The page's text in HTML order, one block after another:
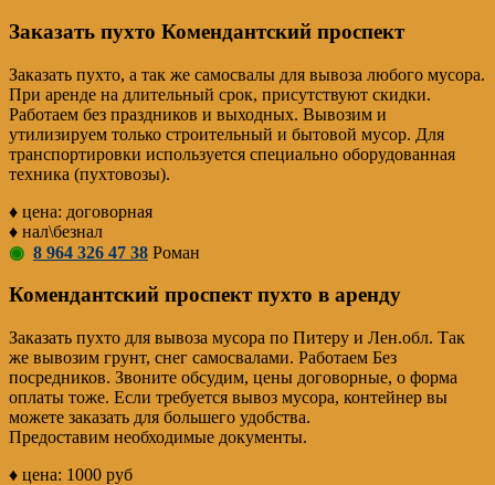
Заказать пухто Комендантский проспект
Заказать пухто, а так же самосвалы для вывоза любого мусора.
При аренде на длительный срок, присутствуют скидки.
Работаем без праздников и выходных. Вывозим и
утилизируем только строительный и бытовой мусор. Для
транспортировки используется специально оборудованная
техника (пухтовозы).
♦ цена: договорная
♦ нал\безнал
◉ 8 964 326 47 38 Роман
Комендантский проспект пухто в аренду
Заказать пухто для вывоза мусора по Питеру и Лен.обл. Так
же вывозим грунт, снег самосвалами. Работаем Без
посредников. Звоните обсудим, цены договорные, о форма
оплаты тоже. Если требуется вывоз мусора, контейнер вы
можете заказать для большего удобства.
Предоставим необходимые документы.
♦ цена: 1000 руб